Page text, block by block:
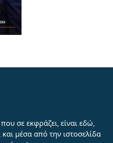
σε εκφράζει, είναι εδώ,
μέσα από την ιστοσελίδα